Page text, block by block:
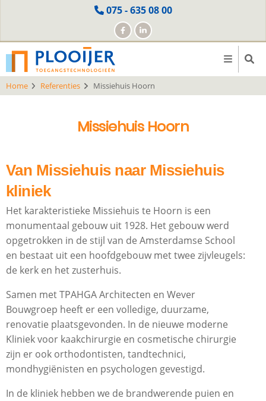
content
075 - 635 08 00
Home Referenties Missiehuis Hoorn
Missiehuis Hoorn
Van Missiehuis naar Missiehuis
kliniek
Het karakteristieke Missiehuis te Hoorn is een
monumentaal gebouw uit 1928. Het gebouw werd
opgetrokken in de stijl van de Amsterdamse School
en bestaat uit een hoofdgebouw met twee zijvleugels:
de kerk en het zusterhuis.
Samen met TPAHGA Architecten en Wever
Bouwgroep heeft er een volledige, duurzame,
renovatie plaatsgevonden. In de nieuwe moderne
Kliniek voor kaakchirurgie en cosmetische chirurgie
zijn er ook orthodontisten, tandtechnici,
mondhygiënisten en psychologen gevestigd.
In de kliniek hebben we de brandwerende puien en